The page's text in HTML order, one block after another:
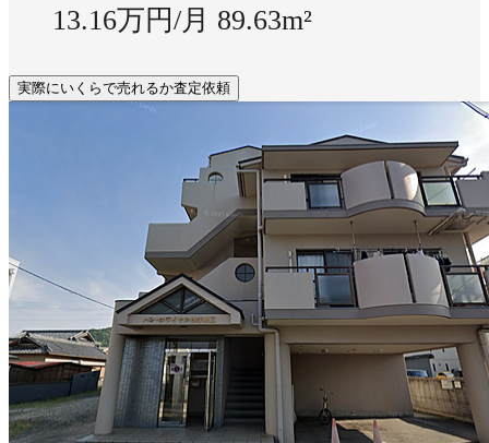
13.16万円/月 89.63m²
実際にいくらで売れるか査定依頼